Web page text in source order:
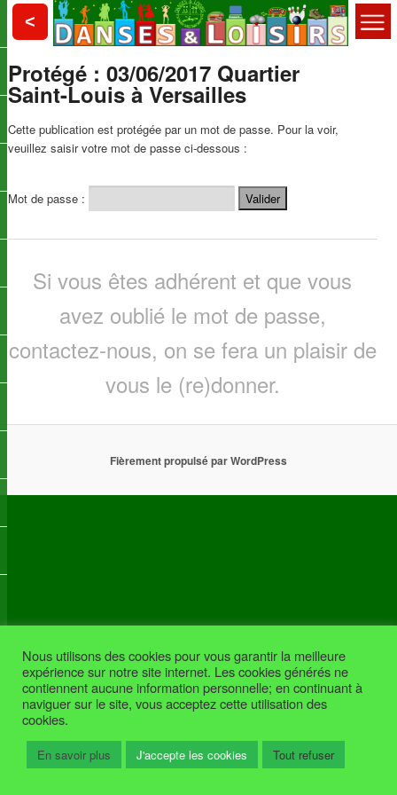
Aller
contenu
principalDanses et Loisirs
Choisy le Roi
<
principal
Protégé : 03/06/2017 Quartier
Saint-Louis à Versailles
Cette publication est protégée par un mot de passe. Pour la voir,
veuillez saisir votre mot de passe ci-dessous :
Mot de passe :
Si vous êtes adhérent et que vous
avez oublié le mot de passe,
contactez-nous, on se fera un plaisir de
vous le (re)donner.
Fièrement propulsé par WordPress
Nous utilisons des cookies pour vous garantir la meilleure
expérience sur notre site internet. Les cookies générés ne
contiennent aucune information personnelle; en continuant à
naviguer sur le site, vous acceptez cette utilisation des
cookies.
En savoir plus J'accepte les cookies Tout refuser